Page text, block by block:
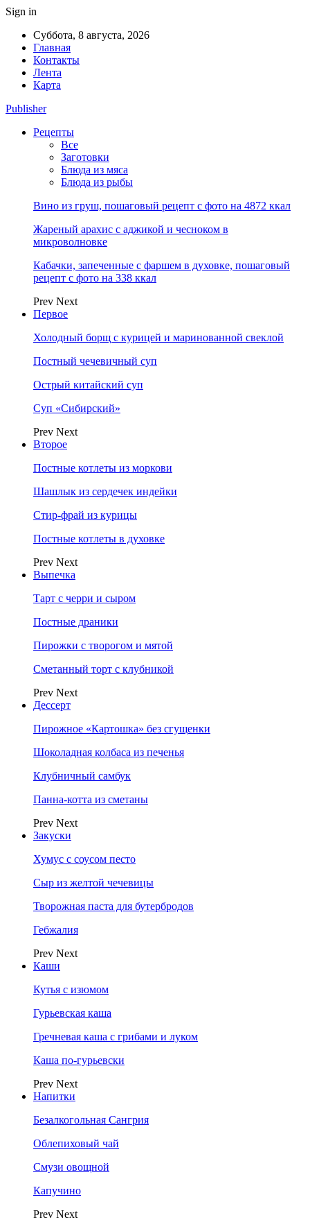
Sign in
Суббота, 8 августа, 2026
Главная
Контакты
Лента
Карта
Publisher
Рецепты
Все
Заготовки
Блюда из мяса
Блюда из рыбы
Вино из груш, пошаговый рецепт с фото на 4872 ккал
Жареный арахис с аджикой и чесноком в
микроволновке
Кабачки, запеченные с фаршем в духовке, пошаговый
рецепт с фото на 338 ккал
Prev Next
Первое
Холодный борщ с курицей и маринованной свеклой
Постный чечевичный суп
Острый китайский суп
Суп «Сибирский»
Prev Next
Второе
Постные котлеты из моркови
Шашлык из сердечек индейки
Стир-фрай из курицы
Постные котлеты в духовке
Prev Next
Выпечка
Тарт с черри и сыром
Постные драники
Пирожки с творогом и мятой
Сметанный торт с клубникой
Prev Next
Дессерт
Пирожное «Картошка» без сгущенки
Шоколадная колбаса из печенья
Клубничный самбук
Панна-котта из сметаны
Prev Next
Закуски
Хумус с соусом песто
Сыр из желтой чечевицы
Творожная паста для бутербродов
Гебжалия
Prev Next
Каши
Кутья с изюмом
Гурьевская каша
Гречневая каша с грибами и луком
Каша по-гурьевски
Prev Next
Напитки
Безалкогольная Сангрия
Облепиховый чай
Смузи овощной
Капучино
Prev Next